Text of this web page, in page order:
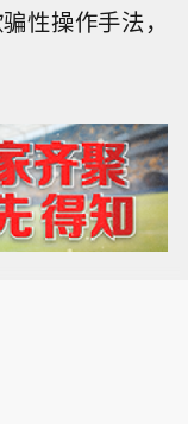
性操作手法，